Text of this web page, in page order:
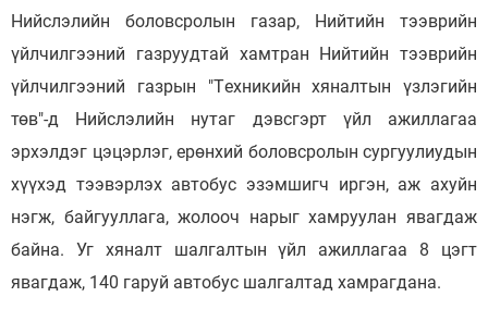
Нийслэлийн боловсролын газар, Нийтийн тээврийн
үйлчилгээний газруудтай хамтран Нийтийн тээврийн
үйлчилгээний газрын "Тeхникийн хяналтын үзлэгийн
төв"-д Нийслэлийн нутаг дэвсгэрт үйл ажиллагаа
эрхэлдэг цэцэрлэг, eрөнхий боловсролын сургуулиудын
хүүхэд тээвэрлэх автобус эзэмшигч иргэн, аж ахуйн
нэгж, байгууллага, жолооч нарыг хамруулан явагдаж
байна. Уг хяналт шалгалтын үйл ажиллагаа 8 цэгт
явагдаж, 140 гаруй автобус шалгалтад хамрагдана.